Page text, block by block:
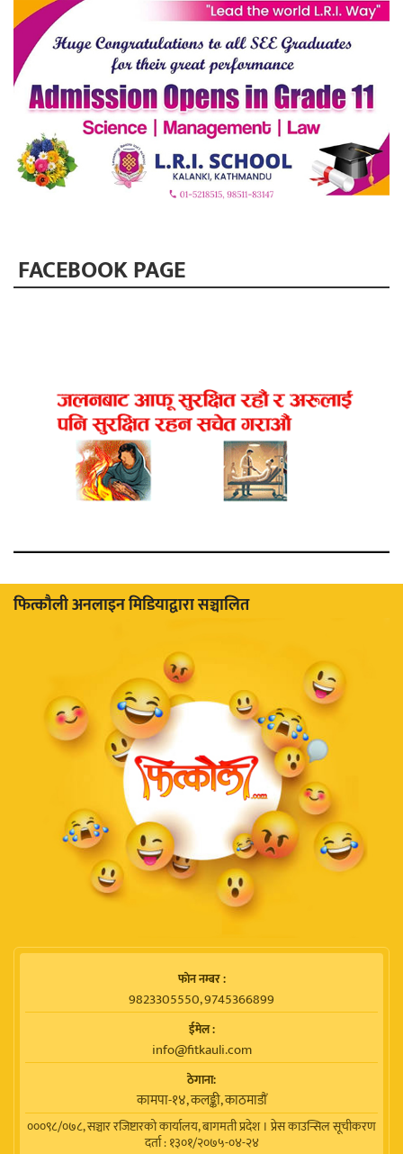
FACEBOOK PAGE
फित्काैली अनलाइन मिडियाद्वारा सञ्चालित
फाेन नम्बर :
9823305550, 9745366899
ईमेल :
info@fitkauli.com
ठेगाना:
कामपा-१४, कलङ्की, काठमाडाैं
०००९८/०७८, सञ्चार रजिष्टारको कार्यालय, बागमती प्रदेश । प्रेस काउन्सिल सूचीकरण
दर्ता : १३०१/२०७५-०४-२४